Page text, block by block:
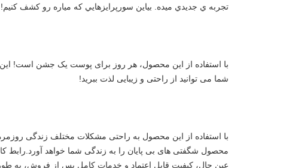
تجربه ي جديدي ميده. بياين سورپرايزهايي که مياره رو کشف کنيم!
شما می توانید از راحتی و زیبایی لذت ببرید!
عین حال، کیفیت قابل اعتماد و خدمات کامل پس از فروش، به